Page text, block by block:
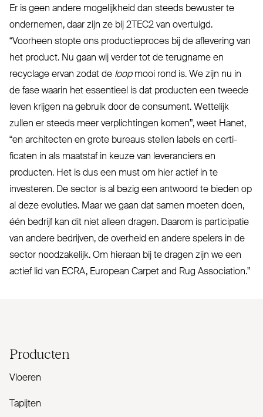
Er is geen andere moge­lijkheid dan steeds bewuster te
ondernemen, daar zijn ze bij 2TEC2 van overtuigd.
“Voorheen stopte ons pro­duc­tieproces bij de aflevering van
het product. Nu gaan wij verder tot de terugname en
recyclage ervan zodat de loopmooi rond is. We zijn nu in
de fase waarin het essentieel is dat producten een tweede
leven krijgen na gebruik door de consument. Wettelijk
zullen er steeds meer ver­plichtingen komen”, weet Hanet,
“en architecten en grote bureaus stellen labels en cer­ti­
ficaten in als maatstaf in keuze van leve­ranciers en
producten. Het is dus een must om hier actief in te
investeren. De sector is al bezig een antwoord te bieden op
al deze evoluties. Maar we gaan dat samen moeten doen,
één bedrijf kan dit niet alleen dragen. Daarom is par­ti­cipatie
van andere bedrijven, de overheid en andere spelers in de
sector nood­zakelijk. Om hieraan bij te dragen zijn we een
actief lid van ECRA, European Carpet and Rug Association.”
Producten
Vloeren
Tapijten